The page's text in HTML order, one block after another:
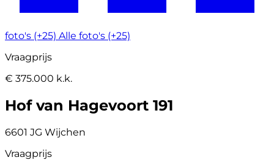
foto's (+25) Alle foto's (+25)
Vraagprijs
€ 375.000 k.k.
Hof van Hagevoort 191
6601 JG Wijchen
Vraagprijs